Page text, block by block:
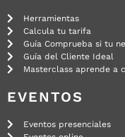
Herramientas
Calcula tu tarifa
Guía Comprueba si tu
Guía del Cliente Ideal
Masterclass aprende a
EVENTOS
Eventos presenciales